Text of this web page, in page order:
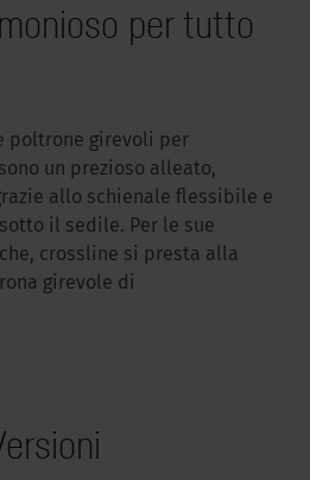
per tutto
poltrone girevoli per
un prezioso alleato,
allo schienale flessibile e
il sedile. Per le sue
crossline si presta alla
girevole di